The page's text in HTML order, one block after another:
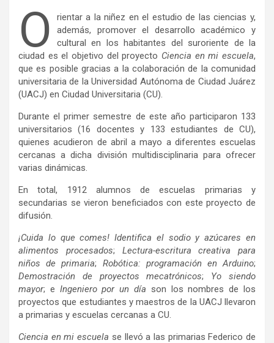
O
rientar a la niñez en el estudio de las ciencias y,
además, promover el desarrollo académico y
cultural en los habitantes del suroriente de la
ciudad es el objetivo del proyecto Ciencia en mi escuela,
que es posible gracias a la colaboración de la comunidad
universitaria de la Universidad Autónoma de Ciudad Juárez
(UACJ) en Ciudad Universitaria (CU).
Durante el primer semestre de este año participaron 133
universitarios (16 docentes y 133 estudiantes de CU),
quienes acudieron de abril a mayo a diferentes escuelas
cercanas a dicha división multidisciplinaria para ofrecer
varias dinámicas.
En total, 1912 alumnos de escuelas primarias y
secundarias se vieron beneficiados con este proyecto de
difusión.
¡Cuida lo que comes! Identifica el sodio y azúcares en
alimentos procesados; Lectura-escritura creativa para
niños de primaria; Robótica: programación en Arduino;
Demostración de proyectos mecatrónicos; Yo siendo
mayor; e Ingeniero por un día son los nombres de los
proyectos que estudiantes y maestros de la UACJ llevaron
a primarias y escuelas cercanas a CU.
Ciencia en mi escuela se llevó a las primarias Federico de